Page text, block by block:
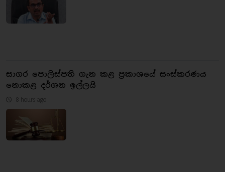
සාගර පොලිස්පති ගැන කළ ප්‍රකාශයේ සංස්කරණය
නොකළ දර්ශන ඉල්ලයි
8 hours ago